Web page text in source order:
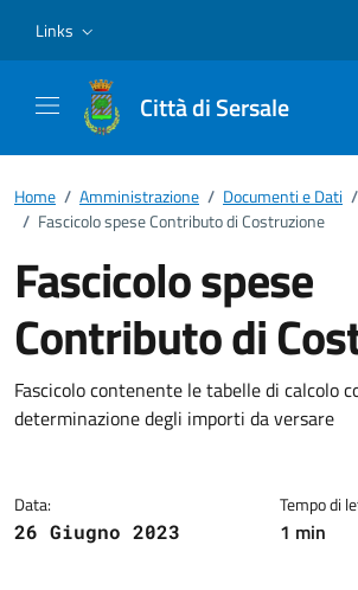
Links
Città di Sersale
Home / Amministrazione / Documenti e Dati /
/ Fascicolo spese Contributo di Costruzione
Fascicolo spese
Contributo di
Dettagli del
Fascicolo contenente le tabelle di calcolo
determinazione degli importi da versare
Data:
26 Giugno 2023
Tempo di
1 min